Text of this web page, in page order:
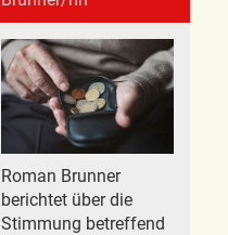
Roman Brunner
berichtet über die
Stimmung betreffend